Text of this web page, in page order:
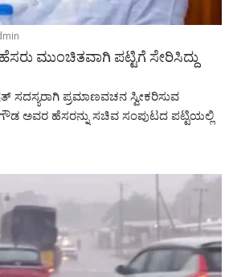
ಮುಂಚಿತವಾಗಿ ಪಟ್ಟಿಗೆ ಸೇರಿಸಿದ್ದು
ಪ್ರಮಾಣವಚನ ಸ್ವೀಕರಿಸುವ
ಅವರ ಹೆಸರನ್ನು ಸಚಿವ ಸಂಪುಟದ ಪಟ್ಟಿಯಲ್ಲಿ